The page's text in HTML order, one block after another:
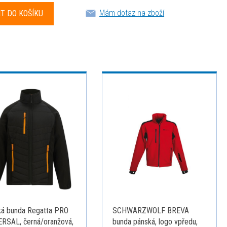
Mám dotaz na zboží
bunda Regatta PRO
černá/oranžová,
SCHWARZWOLF BREVA
bunda pánská, logo vpředu,